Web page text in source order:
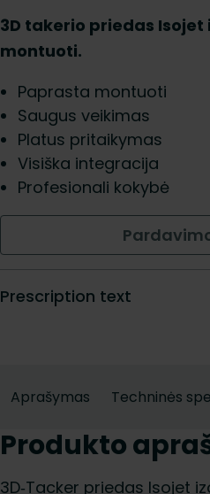
3D takerio priedas
montuoti.
Paprasta montuoti
Saugus veikimas
Platus pritaikymas
Visiška integracija
Profesionali kokybė
Prescription text
Aprašymas Techninės
Produkto
3D‑Tacker priedas Isojet